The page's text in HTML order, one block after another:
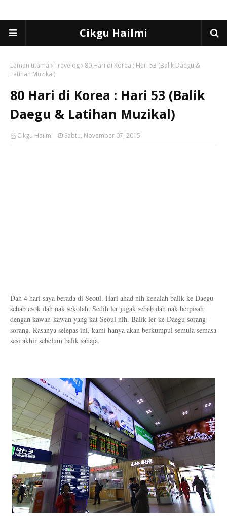
Cikgu Hailmi
Laman utama Travelog
80 Hari di Korea : Hari 53 (Balik Daegu &
Latihan Muzikal)
80 Hari di Korea : Hari 53 (Balik
Daegu & Latihan Muzikal)
Cikgu Hailmi Sabtu, November 07, 2015
Dah 4 hari saya berada di Seoul. Hari ahad nih kenalah balik ke Daegu
sebab esok dah nak sekolah. Sedih ler jugak sebab dah nak berpisah
dengan kawan-kawan yang kat Seoul nih. Balik ler ke Daegu sorang-
sorang. Rasanya selepas ini, kami hanya akan berkumpul semula semasa
sesi akhir sebelum balik sahaja.